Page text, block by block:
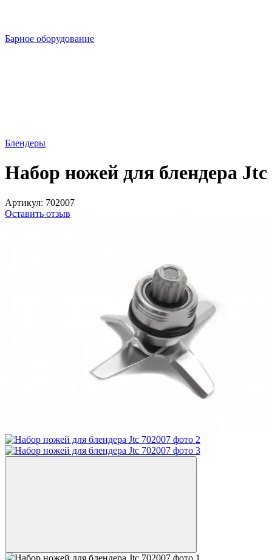
Барное оборудование
Блендеры
Набор ножей для блендера Jtc
Артикул: 702007
Оставить отзыв